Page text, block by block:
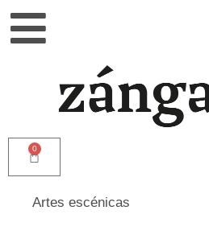
0
Artes escénicas